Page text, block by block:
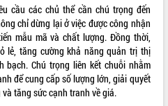
cầu các chủ thể cần chú trọng đến
chỉ dừng lại ở việc được công nhận
mẫu mã và chất lượng. Đồng thời,
lẻ, tăng cường khả năng quản trị thị
bạch. Chú trọng liên kết chuỗi nhằm
để cung cấp số lượng lớn, giải quyết
tăng sức cạnh tranh về giá.